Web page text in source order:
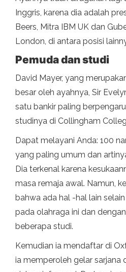
Inggris, karena dia adalah
Beers, Mitra IBM UK dan
London, di antara posisi
Pemuda dan studi
David Mayer, yang
besar oleh ayahnya, Sir
satu bankir paling
studinya di Collingham
Dapat melayani Anda: 100
yang paling umum dan
Dia terkenal karena
masa remaja awal. Namun,
bahwa ada hal -hal lain
pada olahraga ini dan
beberapa studi.
Kemudian ia mendaftar di
ia memperoleh gelar sarjana